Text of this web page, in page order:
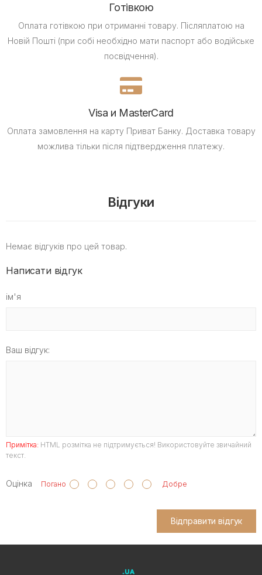
Готівкою
Оплата готівкою при отриманні товару. Післяплатою на
Новій Пошті (при собі необхідно мати паспорт або водійське
посвідчення).
Visa и MasterCard
Оплата замовлення на карту Приват Банку. Доставка товару
можлива тільки після підтвердження платежу.
Відгуки
Немає відгуків про цей товар.
Написати відгук
ім'я
Ваш відгук:
Примітка: HTML розмітка не підтримується! Використовуйте звичайний
текст.
Оцінка Погано Добре
Відправити відгук